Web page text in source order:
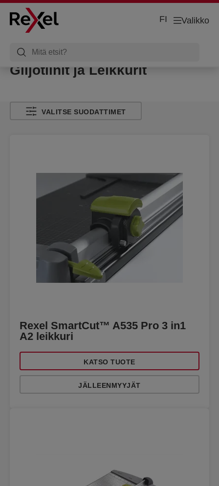
Valikko
FI
Giljotiinit ja Leikkurit
VALITSE SUODATTIMET
Rexel SmartCut™ A535 Pro 3 in1
A2 leikkuri
KATSO TUOTE
JÄLLEENMYYJÄT